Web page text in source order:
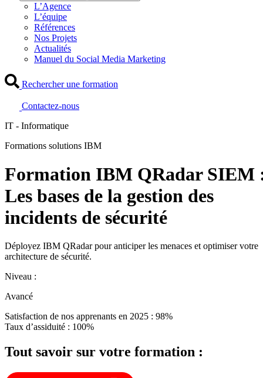
L’Agence
L’équipe
Références
Nos Projets
Actualités
Manuel du Social Media Marketing
Rechercher une formation
Contactez-nous
IT - Informatique
Formations solutions IBM
Formation IBM QRadar SIEM
Les bases de la gestion des
incidents de sécurité
Déployez IBM QRadar pour anticiper les menaces et optimiser votre
architecture de sécurité.
Niveau :
Avancé
Satisfaction de nos apprenants en 2025 : 98%
Taux d’assiduité : 100%
Tout savoir sur votre formation :